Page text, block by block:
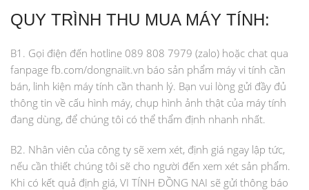
QUY TRÌNH THU MUA MÁY TÍNH:
B1. Gọi điện đến hotline 089 808 7979 (zalo) hoặc chat qua
fanpage fb.com/dongnaiit.vn báo sản phẩm máy vi tính cần
bán, linh kiện máy tính cần thanh lý. Bạn vui lòng gửi đầy đủ
thông tin về cấu hình máy, chụp hình ảnh thật của máy tính
đang dùng, để chúng tôi có thể thẩm định nhanh nhất.
B2. Nhân viên của công ty sẽ xem xét, định giá ngay lập tức,
nếu cần thiết chúng tôi sẽ cho người đến xem xét sản phẩm.
Khi có kết quả định giá, VI TÍNH ĐỒNG NAI sẽ gửi thông báo